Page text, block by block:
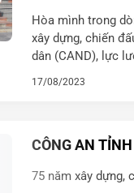
Hòa mình trong
xây dựng, chiến
dân (CAND), lực
17/08/2023
CÔNG AN
75 năm xây dựng,